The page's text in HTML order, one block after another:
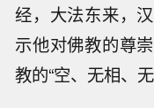
经，大法东来，
示他对佛教的尊
教的“空、无相、